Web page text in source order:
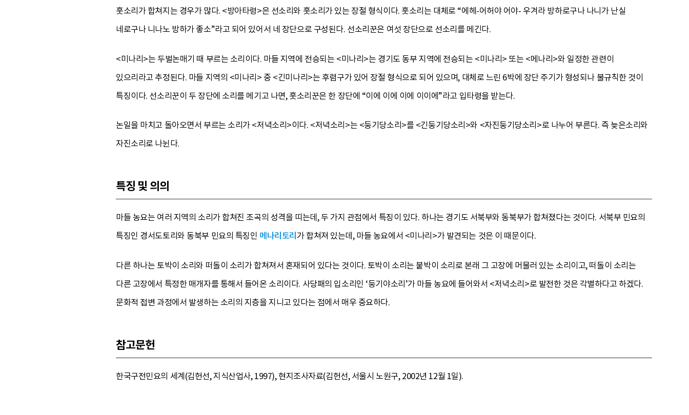
훗소리가 합쳐지는 경우가 많다. <방아타령>은 선소리와 훗소리가 있는 장절 형식이다. 훗소리는 대체로 “에헤-어허야 어야- 우겨라 방하로구나 나니가 난실
네로구나 니나노 방하가 좋소”라고 되어 있어서 네 장단으로 구성된다. 선소리꾼은 여섯 장단으로 선소리를 메긴다.
<미나리>는 두벌논매기 때 부르는 소리이다. 마들 지역에 전승되는 <미나리>는 경기도 동부 지역에 전승되는 <미나리> 또는 <메나리>와 일정한 관련이
있으리라고 추정된다. 마들 지역의 <미나리> 중 <긴미나리>는 후렴구가 있어 장절 형식으로 되어 있으며, 대체로 느린 6박에 장단 주기가 형성되나 불규칙한 것이
특징이다. 선소리꾼이 두 장단에 소리를 메기고 나면, 훗소리꾼은 한 장단에 “이에 이에 이에 이이에”라고 입타령을 받는다.
논일을 마치고 돌아오면서 부르는 소리가 <저녁소리>이다. <저녁소리>는 <둥기당소리>를 <긴둥기당소리>와 <자진둥기당소리>로 나누어 부른다. 즉 늦은소리와
자진소리로 나뉜다.
특징 및 의의
마들 농요는 여러 지역의 소리가 합쳐진 조곡의 성격을 띠는데, 두 가지 관점에서 특징이 있다. 하나는 경기도 서북부와 동북부가 합쳐졌다는 것이다. 서북부 민요의
특징인 경서도토리와 동북부 민요의 특징인 메나리토리 가 합쳐져 있는데, 마들 농요에서 <미나리>가 발견되는 것은 이 때문이다.
다른 하나는 토박이 소리와 떠돌이 소리가 합쳐져서 혼재되어 있다는 것이다. 토박이 소리는 붙박이 소리로 본래 그 고장에 머물러 있는 소리이고, 떠돌이 소리는
다른 고장에서 특정한 매개자를 통해서 들어온 소리이다. 사당패의 입소리인 ‘둥기야소리’가 마들 농요에 들어와서 <저녁소리>로 발전한 것은 각별하다고 하겠다.
문화적 접변 과정에서 발생하는 소리의 지층을 지니고 있다는 점에서 매우 중요하다.
참고문헌
한국구전민요의 세계(김헌선, 지식산업사, 1997), 현지조사자료(김헌선, 서울시 노원구, 2002년 12월 1일).